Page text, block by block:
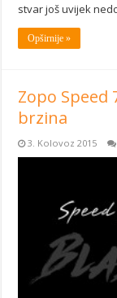
stvar još uvijek
Opširnije »
Zopo Speed
brzina
3. Kolovoz 2015